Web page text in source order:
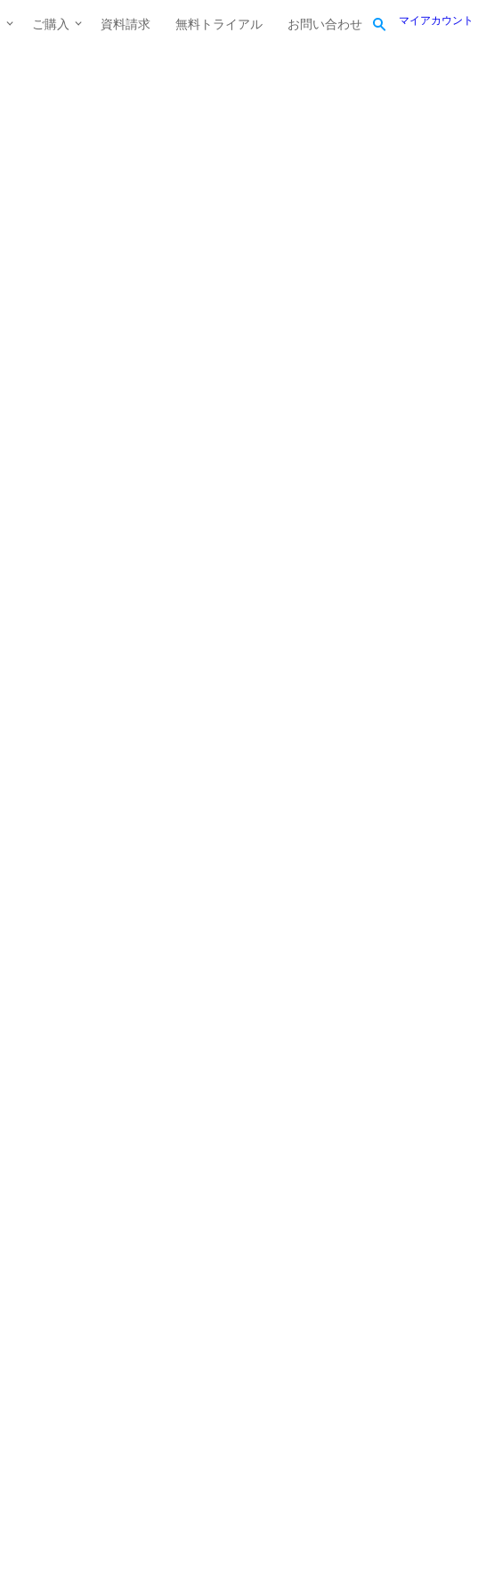
マイアカウント
ご購入 資料請求 無料トライアル お問い合わせ